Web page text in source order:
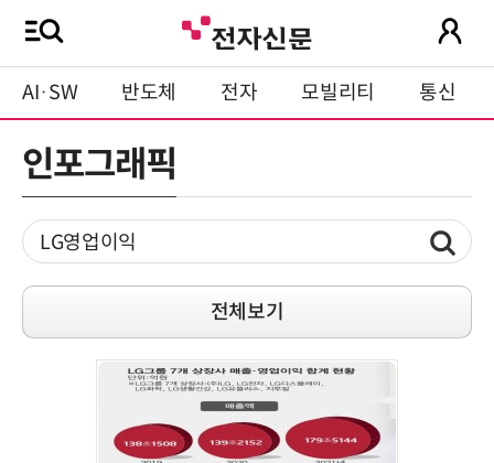
AI·SW 반도체 전자 모빌리티 통신
인포그래픽
전체보기